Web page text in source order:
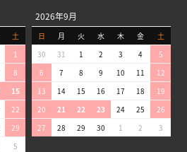
土
1
8
15
22
29
5
2026年9月
日 月 火 水 木 金
土
30
31 1 2 3 4
5
6
7 8 9 10 11
12
13
14 15 16 17 18
19
20
21 22 23 24 25
26
27
28 29 30 1 2 3